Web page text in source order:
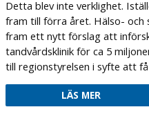
Detta blev inte verklighet.
fram till förra året. Hälso- och
fram ett nytt förslag att
tandvårdsklinik för ca 5
till regionstyrelsen i syfte att få
LÄS MER